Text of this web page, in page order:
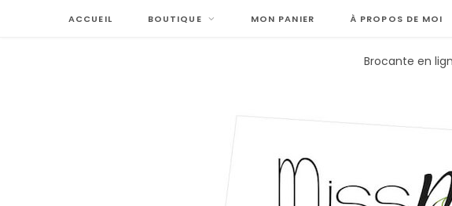
ACCUEIL BOUTIQUE MON PANIER À PROPOS DE MOI
Brocante en